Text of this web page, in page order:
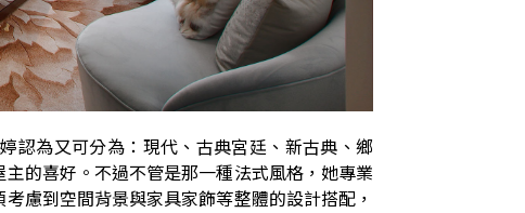
認為又可分為：現代、古典宮廷、新古典、鄉
的喜好。不過不管是那一種法式風格，她專業
慮到空間背景與家具家飾等整體的設計搭配，